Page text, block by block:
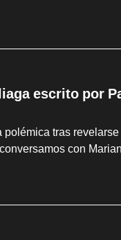
escrito por
tras
con